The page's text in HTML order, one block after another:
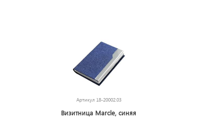
Артикул 18-20002.03
Визитница Marcle, синяя